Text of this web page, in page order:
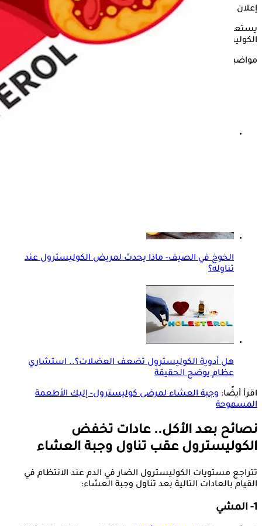
إعلان
يستعرض "الكونسلتو" في التقرير التالي، أبرز العادات التي تخفض
الكوليسترول بعد تناول وجبة العشاء، وفقًا لموقع "Health"..
مواضيع ذات صلة
الخوخ في الصيف- ماذا يحدث لمريض الكوليسترول عند
تناوله؟
هل أدوية الكوليسترول تضعف العضلات؟.. استشاري
عظام يوضح الحقيقة
اقرأ أيضًا: وجبة العشاء لمرضى كوليسترول- إليك الأطعمة
المسموحة
نصائح بعد الأكل.. عادات تخفض
الكوليسترول عقب تناول وجبة العشاء
تتراجع مستويات الكوليسترول الضار في الدم عند الانتظام في
القيام بالعادات التالية بعد تناول وجبة العشاء:
1- المشي